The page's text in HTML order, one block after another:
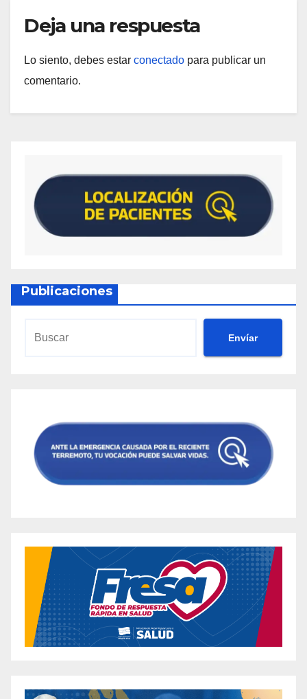
Deja una respuesta
Lo siento, debes estar conectado para publicar un
comentario.
Publicaciones
Envíar